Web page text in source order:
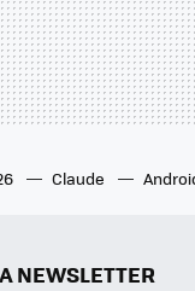
Claude
NEWSLETTER